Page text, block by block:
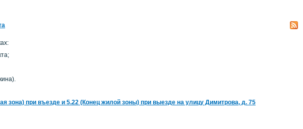
зона) при въезде и 5.22 (Конец жилой зоны) при выезде на улицу Димитрова, д. 75